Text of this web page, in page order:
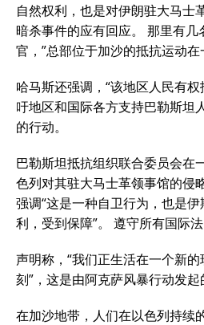
自然权利，也是对伊朗驻大马士
暗杀事件的应有回应。 那里有
官，”总部位于加沙的抵抗运动在
哈马斯还强调，“该地区人民有
吁地区和国际各方支持巴勒斯坦
的行动。
巴勒斯坦抵抗组织联合委员会在
色列对其驻大马士革领事馆的侵
强调“这是一种自卫行为，也是
利，受到保障”。 遵守所有国际
声明称，“我们正生活在一个新
刻”，这是由阿克萨风暴行动发起
在加沙地带，人们在以色列持续